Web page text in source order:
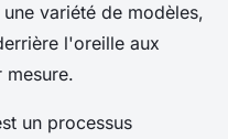
variété de modèles,
l'oreille aux
mesure.
un processus